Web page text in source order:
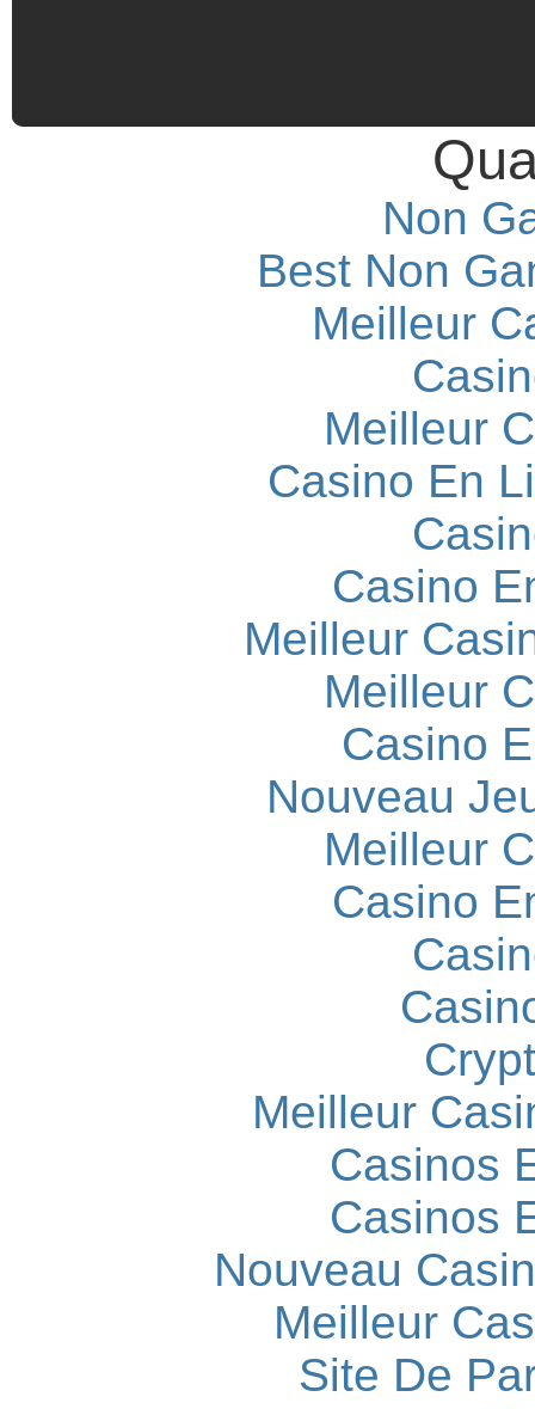
Non
Best Non
Meilleur
Meilleur
Casino En
Casino
Meilleur
Meilleur
Casino
Nouveau
Meilleur
Casino
Meilleur
Casinos
Casinos
Nouveau
Meilleur
Site De